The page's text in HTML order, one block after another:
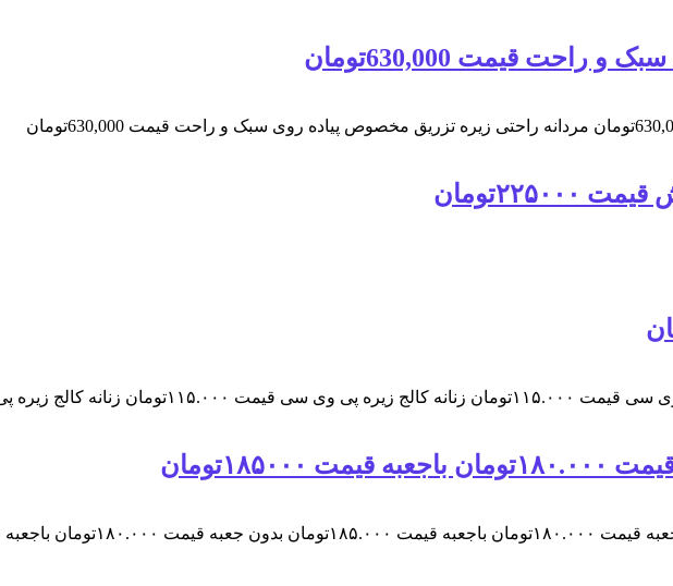
قیمت 630,000تومان